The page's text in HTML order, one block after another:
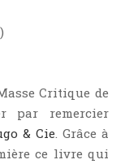
Critique de
par remercier
& Cie. Grâce à
ce livre qui